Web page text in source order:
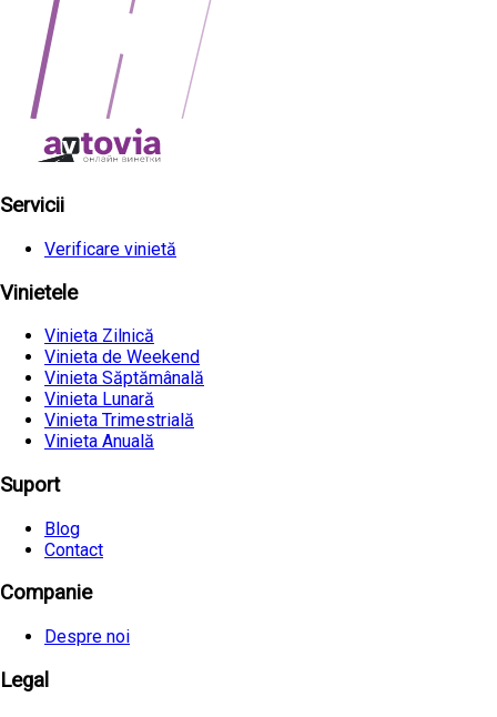
Servicii
Verificare vinietă
Vinietele
Vinieta Zilnică
Vinieta de Weekend
Vinieta Săptămânală
Vinieta Lunară
Vinieta Trimestrială
Vinieta Anuală
Suport
Blog
Contact
Companie
Despre noi
Legal